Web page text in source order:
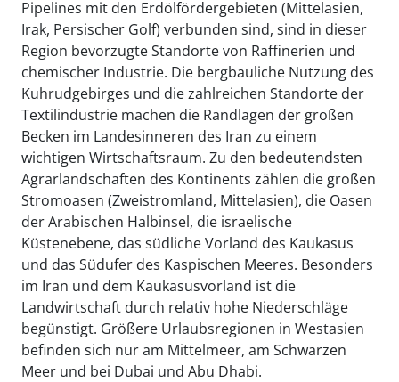
Pipelines mit den Erdölfördergebieten (Mittelasien,
Irak, Persischer Golf) verbunden sind, sind in dieser
Region bevorzugte Standorte von Raffinerien und
chemischer Industrie. Die bergbauliche Nutzung des
Kuhrudgebirges und die zahlreichen Standorte der
Textilindustrie machen die Randlagen der großen
Becken im Landesinneren des Iran zu einem
wichtigen Wirtschaftsraum. Zu den bedeutendsten
Agrarlandschaften des Kontinents zählen die großen
Stromoasen (Zweistromland, Mittelasien), die Oasen
der Arabischen Halbinsel, die israelische
Küstenebene, das südliche Vorland des Kaukasus
und das Südufer des Kaspischen Meeres. Besonders
im Iran und dem Kaukasusvorland ist die
Landwirtschaft durch relativ hohe Niederschläge
begünstigt. Größere Urlaubsregionen in Westasien
befinden sich nur am Mittelmeer, am Schwarzen
Meer und bei Dubai und Abu Dhabi.